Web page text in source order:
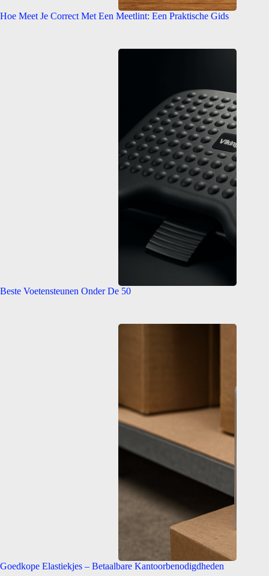
Hoe Meet Je Correct Met Een Meetlint: Een Praktische Gids
Beste Voetensteunen Onder De 50
Goedkope Elastiekjes – Betaalbare Kantoorbenodigdheden